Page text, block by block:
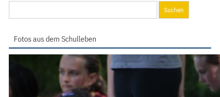
nach:
Fotos aus dem Schulleben